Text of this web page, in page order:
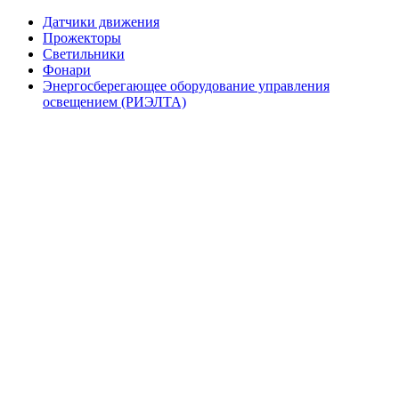
Датчики движения
Прожекторы
Светильники
Фонари
Энергосберегающее оборудование управления
освещением (РИЭЛТА)